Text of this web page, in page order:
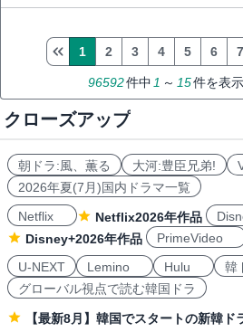
96592件中 1 ～ 15件を表
1 2 3 4 5 6 7
クローズアップ
朝ドラ:風、薫る 大河:豊臣兄弟!
2026年夏(7月)国内ドラマ一覧
Netflix
Netflix2026年作品
Disney+2026年作品
PrimeVideo
U-NEXT
Lemino Hulu
韓
グローバル視点で読む韓国ドラ
【最新8月】韓国でスタートの新韓ド